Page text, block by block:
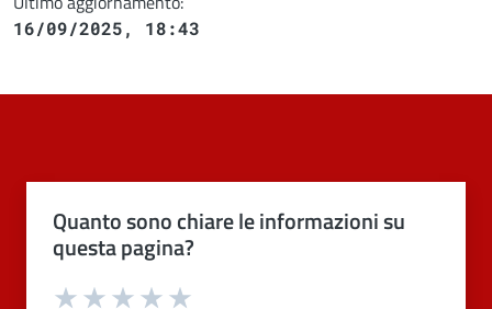
16/09/2025, 18:43
Quanto sono chiare le informazioni su
questa pagina?
Valuta 4 stelle su 5
Valuta 3 stelle su 5
Valuta 2 stelle su 5
Valuta 1 stelle su 5